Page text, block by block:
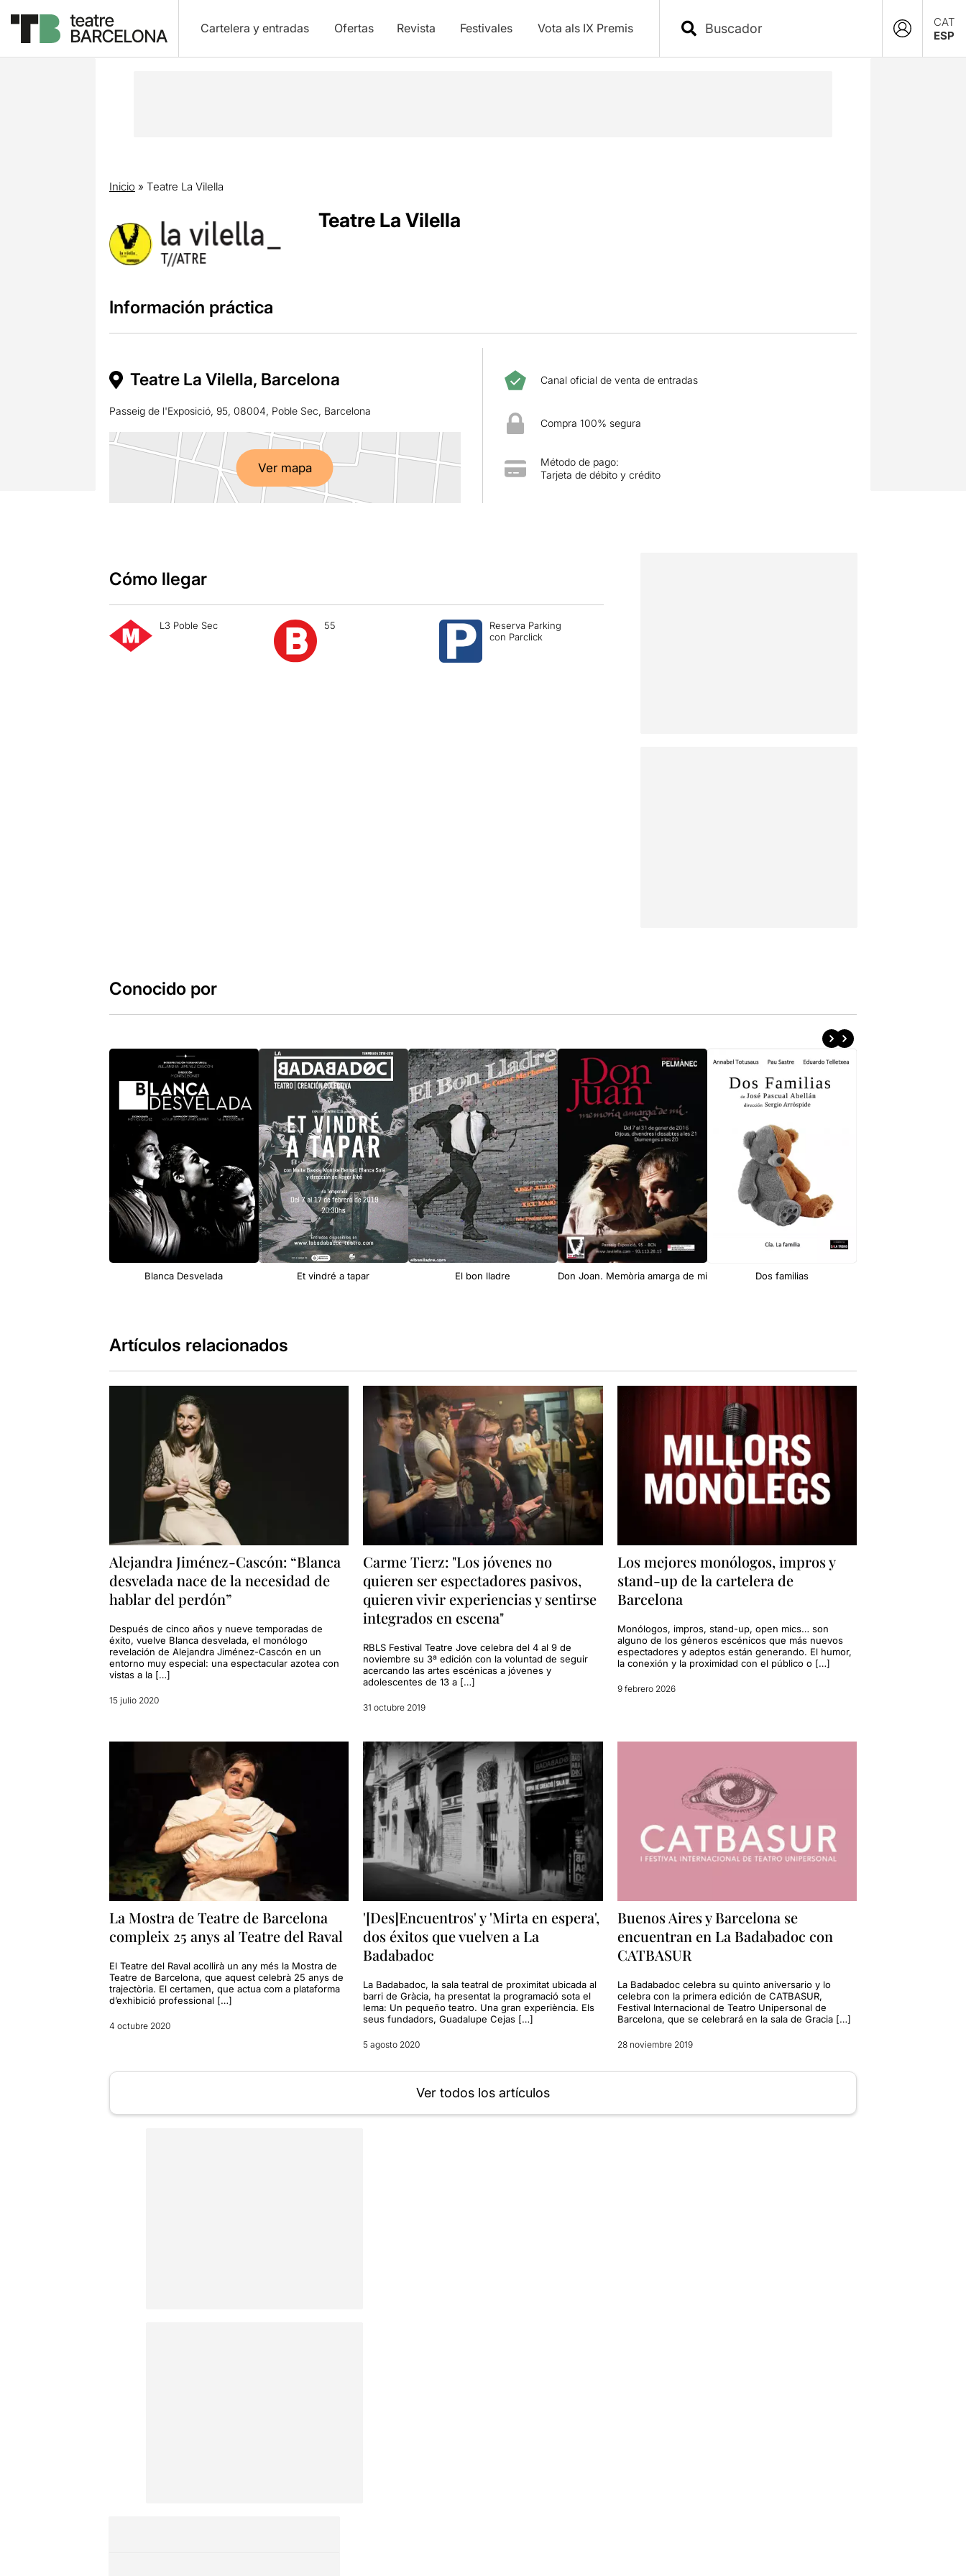
Cartelera y entradas Ofertas Revista Festivales Vota als IX Premis
CAT
ESP
Inicio » Teatre La Vilella
Teatre La Vilella
Información práctica
Teatre La Vilella, Barcelona
Passeig de l'Exposició, 95, 08004, Poble Sec, Barcelona
Ver mapa
Canal oficial de venta de entradas
Compra 100% segura
Método de pago:
Tarjeta de débito y crédito
Cómo llegar
L3 Poble Sec 55
Reserva Parking
con Parclick
Conocido por
Blanca Desvelada Et vindré a tapar El bon lladre Don Joan. Memòria amarga de mi Dos familias
Artículos relacionados
Alejandra Jiménez-Cascón: “Blanca
desvelada nace de la necesidad de
hablar del perdón”
Después de cinco años y nueve temporadas de
éxito, vuelve Blanca desvelada, el monólogo
revelación de Alejandra Jiménez-Cascón en un
entorno muy especial: una espectacular azotea con
vistas a la […]
15 julio 2020
Carme Tierz: "Los jóvenes no
quieren ser espectadores pasivos,
quieren vivir experiencias y sentirse
integrados en escena"
RBLS Festival Teatre Jove celebra del 4 al 9 de
noviembre su 3ª edición con la voluntad de seguir
acercando las artes escénicas a jóvenes y
adolescentes de 13 a […]
31 octubre 2019
Los mejores monólogos, impros y
stand-up de la cartelera de
Barcelona
Monólogos, impros, stand-up, open mics… son
alguno de los géneros escénicos que más nuevos
espectadores y adeptos están generando. El humor,
la conexión y la proximidad con el público o […]
9 febrero 2026
La Mostra de Teatre de Barcelona
compleix 25 anys al Teatre del Raval
El Teatre del Raval acollirà un any més la Mostra de
Teatre de Barcelona, que aquest celebrà 25 anys de
trajectòria. El certamen, que actua com a plataforma
d’exhibició professional […]
4 octubre 2020
'[Des]Encuentros' y 'Mirta en espera',
dos éxitos que vuelven a La
Badabadoc
La Badabadoc, la sala teatral de proximitat ubicada al
barri de Gràcia, ha presentat la programació sota el
lema: Un pequeño teatro. Una gran experiència. Els
seus fundadors, Guadalupe Cejas […]
5 agosto 2020
Buenos Aires y Barcelona se
encuentran en La Badabadoc con
CATBASUR
La Badabadoc celebra su quinto aniversario y lo
celebra con la primera edición de CATBASUR,
Festival Internacional de Teatro Unipersonal de
Barcelona, ​​que se celebrará en la sala de Gracia […]
28 noviembre 2019
Ver todos los artículos